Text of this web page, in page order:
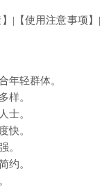
|【使用注意事项】|
年轻群体。
样。
士。
快。
。
约。